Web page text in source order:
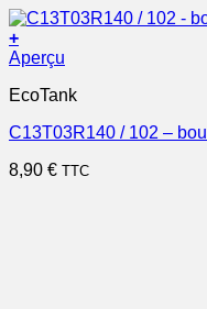
+
Aperçu
EcoTank
C13T03R140 / 102 –
8,90 € TTC